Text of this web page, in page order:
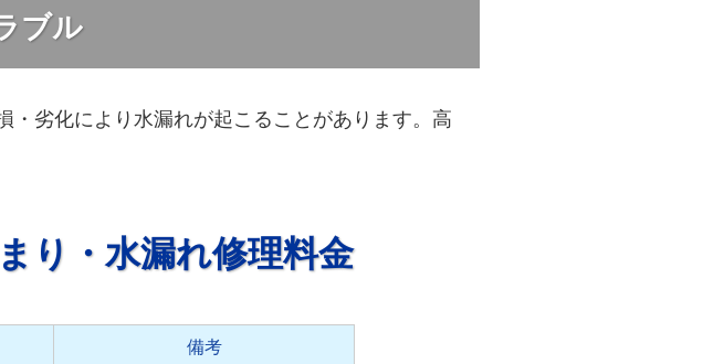
ブル
劣化により水漏れが起こることがあります。高
り・水漏れ修理料金
備考